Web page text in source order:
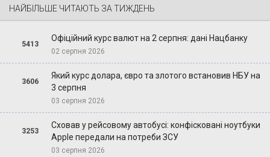
НАЙБІЛЬШЕ ЧИТАЮТЬ ЗА ТИЖДЕНЬ
5413
Офіційний курс валют на 2 серпня: дані Нацбанку
02 серпня 2026
3606
Який курс долара, євро та злотого встановив НБУ на
3 серпня
03 серпня 2026
3253
Сховав у рейсовому автобусі: конфісковані ноутбуки
Apple передали на потреби ЗСУ
03 серпня 2026